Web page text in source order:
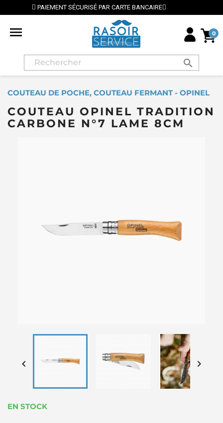
PAR CARTE BANCAIRE ⭐ LIVRAISON
 0
search
COUTEAU DE POCHE, COUTEAU FERMANT - OPINEL
COUTEAU OPINEL TRADITION
CARBONE N°7 LAME 8CM
 
EN STOCK